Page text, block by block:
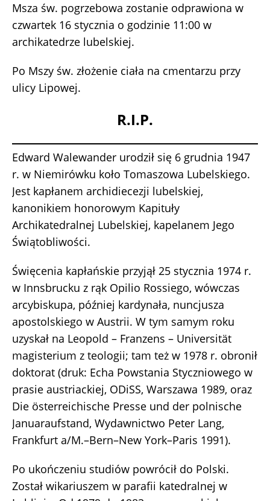
Msza św. pogrzebowa zostanie odprawiona w
czwartek 16 stycznia o godzinie 11:00 w
archikatedrze lubelskiej.
Po Mszy św. złożenie ciała na cmentarzu przy
ulicy Lipowej.
R.I.P.
Edward Walewander urodził się 6 grudnia 1947
r. w Niemirówku koło Tomaszowa Lubelskiego.
Jest kapłanem archidiecezji lubelskiej,
kanonikiem honorowym Kapituły
Archikatedralnej Lubelskiej, kapelanem Jego
Świątobliwości.
Święcenia kapłańskie przyjął 25 stycznia 1974 r.
w Innsbrucku z rąk Opilio Rossiego, wówczas
arcybiskupa, później kardynała, nuncjusza
apostolskiego w Austrii. W tym samym roku
uzyskał na Leopold – Franzens – Universität
magisterium z teologii; tam też w 1978 r. obronił
doktorat (druk: Echa Powstania Styczniowego w
prasie austriackiej, ODiSS, Warszawa 1989, oraz
Die österreichische Presse und der polnische
Januaraufstand, Wydawnictwo Peter Lang,
Frankfurt a/M.–Bern–New York–Paris 1991).
Po ukończeniu studiów powrócił do Polski.
Został wikariuszem w parafii katedralnej w